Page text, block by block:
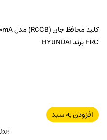
HRC برند HYUNDAI
افزودن به سبد